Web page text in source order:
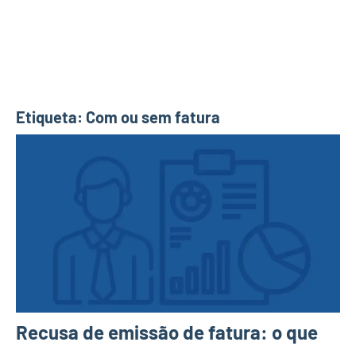
Etiqueta: Com ou sem fatura
Recusa de emissão de fatura: o que